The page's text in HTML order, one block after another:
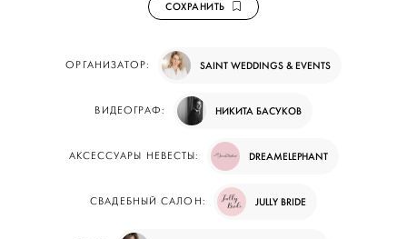
СОХРАНИТЬ
ОРГАНИЗАТОР: SAINT WEDDINGS & EVENTS
ВИДЕОГРАФ: НИКИТА БАСУКОВ
АКСЕССУАРЫ НЕВЕСТЫ: DREAMELEPHANT
СВАДЕБНЫЙ САЛОН: JULLY BRIDE